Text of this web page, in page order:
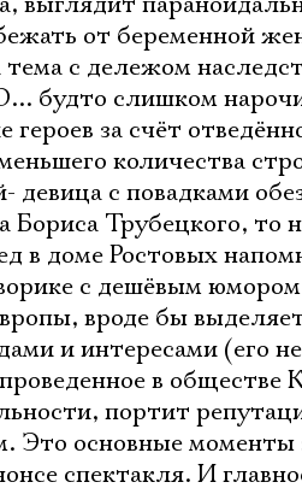
от беременной
с дележом
будто слишком
героев за счёт
количества
девица с повадками
Трубецкого, то
в доме Ростовых
с дешёвым
вроде бы
и интересами (его
в обществе
портит
Это основные моменты
спектакля. И